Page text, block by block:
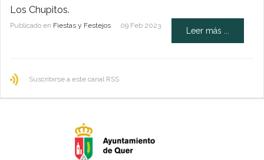
Los Chupitos.
Publicado en Fiestas y Festejos 09 Feb 2023
Leer más ...
Suscribirse a este canal RSS